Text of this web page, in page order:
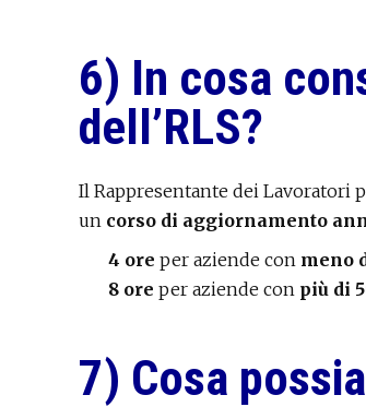
6) In cosa
dell’RLS?
Il Rappresentante dei Lavoratori
un corso di aggiornamento
4 ore per aziende con meno
8 ore per aziende con più di
7) Cosa